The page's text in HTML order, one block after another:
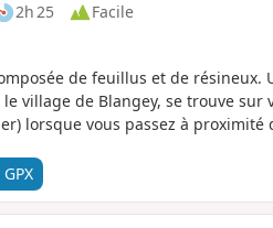
2h 25
Facile
de feuillus et de résineux.
village de Blangey, se trouve
lorsque vous passez à proximité